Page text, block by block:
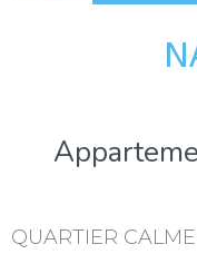
QUARTIER